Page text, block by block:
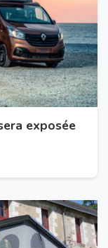
exposée